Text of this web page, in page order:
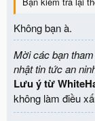
Không bạn à.
Mời các bạn
nhật tin tức an
Lưu ý từ
không làm điều